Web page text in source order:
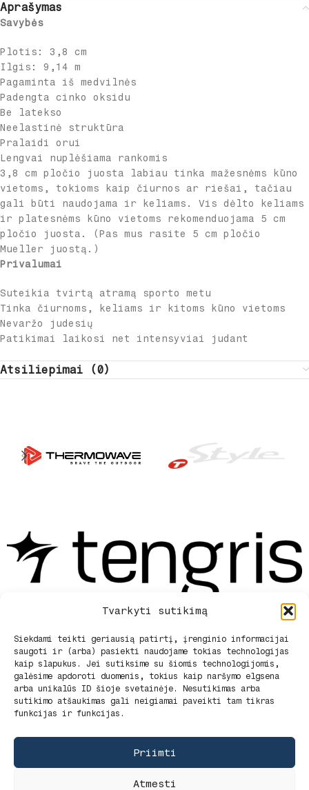
Tvarkyti sutikimą
Siekdami teikti geriausią patirtį, įrenginio informacijai
saugoti ir (arba) pasiekti naudojame tokias technologijas
kaip slapukus. Jei sutiksime su šiomis technologijomis,
galėsime apdoroti duomenis, tokius kaip naršymo elgsena
arba unikalūs ID šioje svetainėje. Nesutikimas arba
sutikimo atšaukimas gali neigiamai paveikti tam tikras
funkcijas ir funkcijas.
Priimti
Atmesti
Aprašymas
Savybės
Plotis: 3,8 cm
Ilgis: 9,14 m
Pagaminta iš medvilnės
Padengta cinko oksidu
Be latekso
Neelastinė struktūra
Pralaidi orui
Lengvai nuplėšiama rankomis
3,8 cm pločio juosta labiau tinka mažesnėms kūno
vietoms, tokioms kaip čiurnos ar riešai, tačiau
gali būti naudojama ir keliams. Vis dėlto keliams
ir platesnėms kūno vietoms rekomenduojama 5 cm
pločio juosta. (Pas mus rasite 5 cm pločio
Mueller juostą.)
Privalumai
Suteikia tvirtą atramą sporto metu
Tinka čiurnoms, keliams ir kitoms kūno vietoms
Nevaržo judesių
Patikimai laikosi net intensyviai judant
Atsiliepimai (0)
Privatumo politika
Pirkimo sąlygos ir pristatymas
Pirkimo – pardavimo taisyklės
Apie mus
Kontaktai
G. Rūko Firma Tengris -